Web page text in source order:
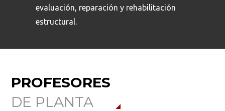
evaluación, reparación y rehabilitación
estructural.
PROFESORES
DE PLANTA